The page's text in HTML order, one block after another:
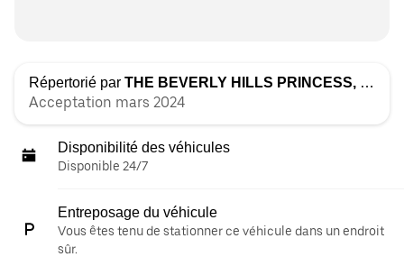
Répertorié par THE BEVERLY HILLS PRINCESS, LLC
Acceptation mars 2024
Disponibilité des véhicules
Disponible 24/7
Entreposage du véhicule
Vous êtes tenu de stationner ce véhicule dans un endroit
sûr.